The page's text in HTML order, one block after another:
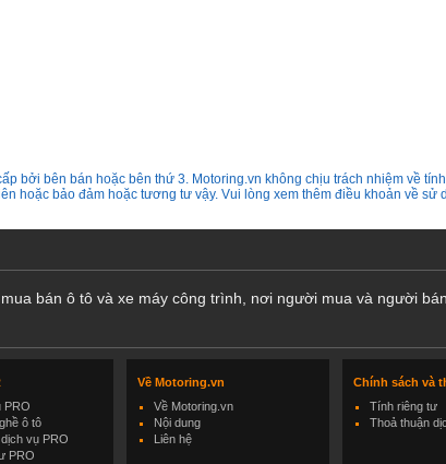
bởi bên bán hoặc bên thứ 3. Motoring.vn không chịu trách nhiệm về
hoặc bảo đảm hoặc tương tư vậy. Vui lòng xem thêm điều khoản về sử
bán ô tô và xe máy công trình, nơi người mua và người
PRO
ô tô
vụ PRO
PRO
Về Motoring.vn
Về Motoring.vn
Nội dung
Liên hệ
Chính sách và
Tính riêng tư
Thoả thuận